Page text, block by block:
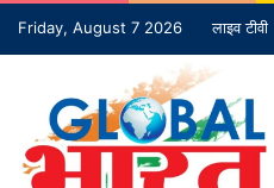
Friday, August 7 2026 लाइव टीवी